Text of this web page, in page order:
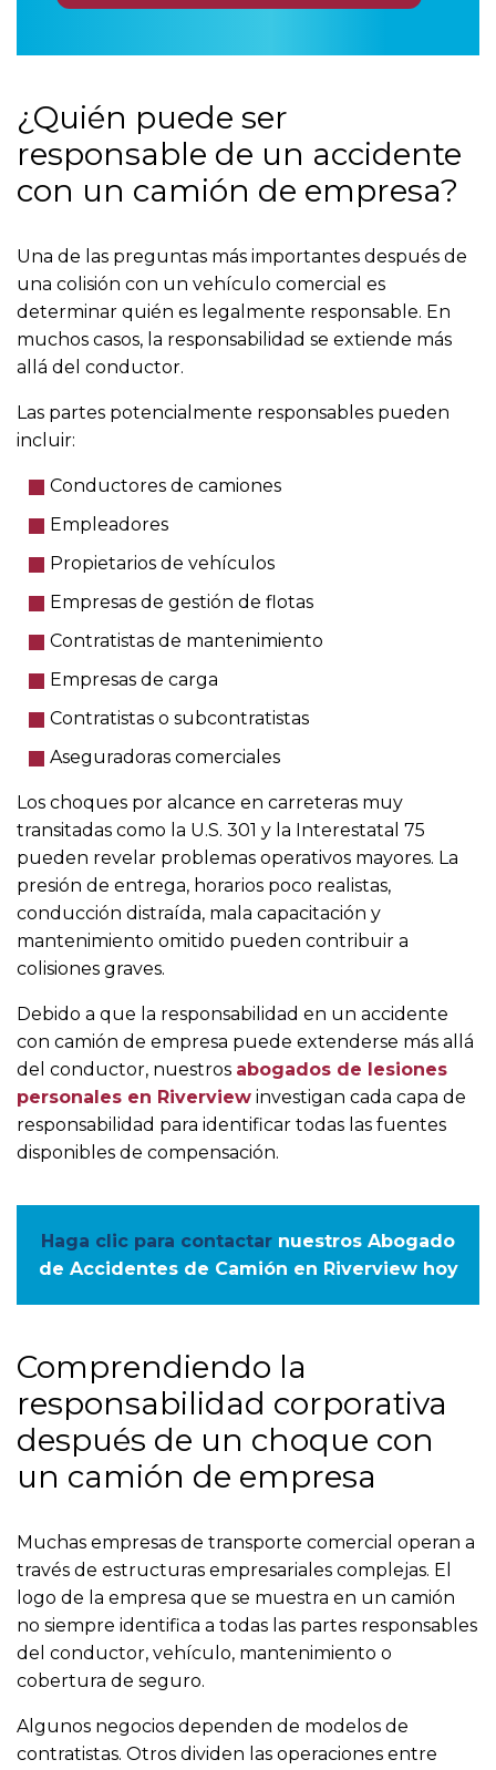
¿Quién puede ser
responsable de un accidente
con un camión de empresa?
Una de las preguntas más importantes después de
una colisión con un vehículo comercial es
determinar quién es legalmente responsable. En
muchos casos, la responsabilidad se extiende más
allá del conductor.
Las partes potencialmente responsables pueden
incluir:
Conductores de camiones
Empleadores
Propietarios de vehículos
Empresas de gestión de flotas
Contratistas de mantenimiento
Empresas de carga
Contratistas o subcontratistas
Aseguradoras comerciales
Los choques por alcance en carreteras muy
transitadas como la U.S. 301 y la Interestatal 75
pueden revelar problemas operativos mayores. La
presión de entrega, horarios poco realistas,
conducción distraída, mala capacitación y
mantenimiento omitido pueden contribuir a
colisiones graves.
Debido a que la responsabilidad en un accidente
con camión de empresa puede extenderse más allá
del conductor, nuestros abogados de lesiones
personales en Riverview investigan cada capa de
responsabilidad para identificar todas las fuentes
disponibles de compensación.
Haga clic para contactar nuestros Abogado
de Accidentes de Camión en Riverview hoy
Comprendiendo la
responsabilidad corporativa
después de un choque con
un camión de empresa
Muchas empresas de transporte comercial operan a
través de estructuras empresariales complejas. El
logo de la empresa que se muestra en un camión
no siempre identifica a todas las partes responsables
del conductor, vehículo, mantenimiento o
cobertura de seguro.
Algunos negocios dependen de modelos de
contratistas. Otros dividen las operaciones entre